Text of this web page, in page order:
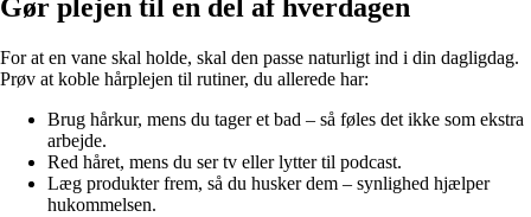
Gør plejen til en del af hverdagen
For at en vane skal holde, skal den passe naturligt ind i din dagligdag.
Prøv at koble hårplejen til rutiner, du allerede har:
Brug hårkur, mens du tager et bad – så føles det ikke som ekstra
arbejde.
Red håret, mens du ser tv eller lytter til podcast.
Læg produkter frem, så du husker dem – synlighed hjælper
hukommelsen.